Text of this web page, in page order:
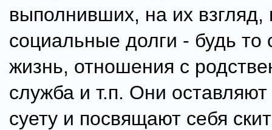
выполнивших, на их взгляд,
социальные долги - будь то
жизнь, отношения с
служба и т.п. Они
суету и посвящают себя